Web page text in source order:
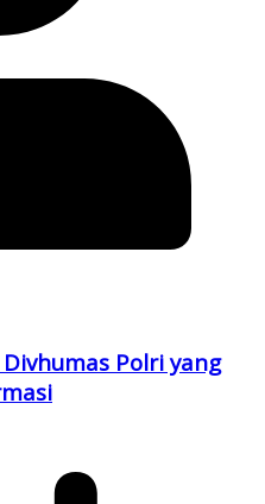
Polri yang